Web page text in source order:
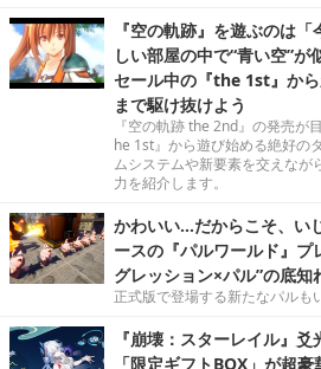
『空の軌跡』を遊ぶのは
しい部屋の中で“青い空”
セール中の『the 1st』か
まで駆け抜けよう
『空の軌跡 the 2nd』の発売が
he 1st』から遊び始める絶好の
ムシステムや新要素を交えな
力を紹介します。
かわいい…だからこそ、い
ースの『パルワールド』プ
グレッション×パル”の底知
正式版で登場する新たなパルも
『崩壊：スターレイル』
「限定ギフトBOX」が超